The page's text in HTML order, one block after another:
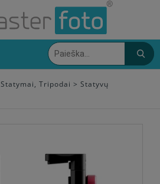
Statymai, Tripodai > Statyvų